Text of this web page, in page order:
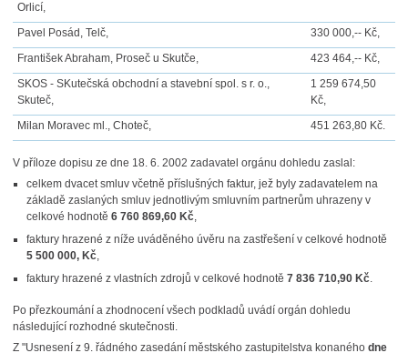
Orlicí,
Pavel Posád, Telč,
330 000,-- Kč,
František Abraham, Proseč u Skutče,
423 464,-- Kč,
SKOS - SKutečská obchodní a stavební spol. s r. o.,
Skuteč,
1 259 674,50
Kč,
Milan Moravec ml., Choteč,
451 263,80 Kč.
V příloze dopisu ze dne 18. 6. 2002 zadavatel orgánu dohledu zaslal:
celkem dvacet smluv včetně příslušných faktur, jež byly zadavatelem na
základě zaslaných smluv jednotlivým smluvním partnerům uhrazeny v
celkové hodnotě 6 760 869,60 Kč,
faktury hrazené z níže uváděného úvěru na zastřešení v celkové hodnotě
5 500 000, Kč,
faktury hrazené z vlastních zdrojů v celkové hodnotě 7 836 710,90 Kč.
Po přezkoumání a zhodnocení všech podkladů uvádí orgán dohledu
následující rozhodné skutečnosti.
Z "Usnesení z 9. řádného zasedání městského zastupitelstva konaného dne